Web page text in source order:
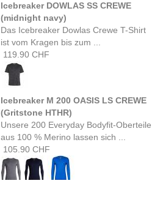
Icebreaker DOWLAS SS CREWE
(midnight navy)
Das Icebreaker Dowlas Crewe T-Shirt
ist vom Kragen bis zum ...
119.90 CHF
Icebreaker M 200 OASIS LS CREWE
(Gritstone HTHR)
Unsere 200 Everyday Bodyfit-Oberteile
aus 100 % Merino lassen sich ...
105.90 CHF